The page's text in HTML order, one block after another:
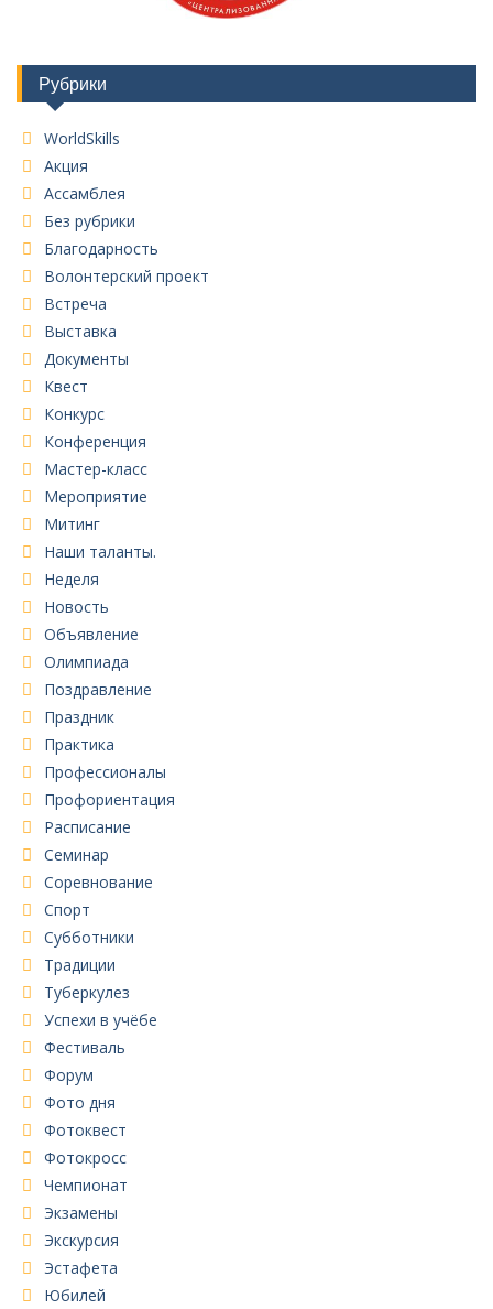
Рубрики
WorldSkills
Акция
Ассамблея
Без рубрики
Благодарность
Волонтерский проект
Встреча
Выставка
Документы
Квест
Конкурс
Конференция
Мастер-класс
Мероприятие
Митинг
Наши таланты.
Неделя
Новость
Объявление
Олимпиада
Поздравление
Праздник
Практика
Профессионалы
Профориентация
Расписание
Семинар
Соревнование
Спорт
Субботники
Традиции
Туберкулез
Успехи в учёбе
Фестиваль
Форум
Фото дня
Фотоквест
Фотокросс
Чемпионат
Экзамены
Экскурсия
Эстафета
Юбилей